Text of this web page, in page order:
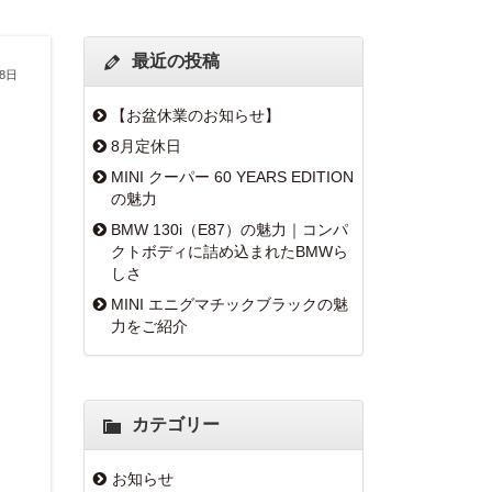
日
最近の投稿
【お盆休業のお知らせ】
8月定休日
MINI クーパー 60 YEARS EDITION
の魅力
BMW 130i（E87）の魅力｜コンパ
クトボディに詰め込まれたBMWら
しさ
MINI エニグマチックブラックの魅
力をご紹介
カテゴリー
お知らせ